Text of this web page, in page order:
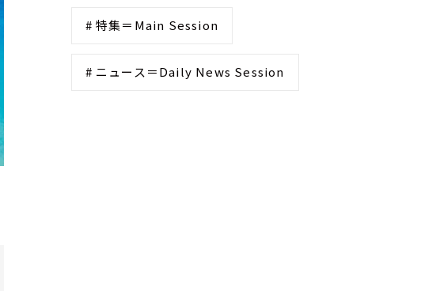
# 特集＝Main Session
# ニュース＝Daily News Session